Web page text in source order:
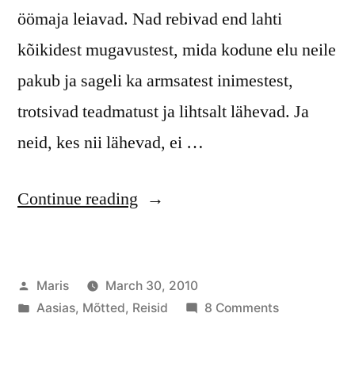
öömaja leiavad. Nad rebivad end lahti
kõikidest mugavustest, mida kodune elu neile
pakub ja sageli ka armsatest inimestest,
trotsivad teadmatust ja lihtsalt lähevad. Ja
neid, kes nii lähevad, ei …
Continue reading “Miks
Posted
by
Maris
March 30, 2010
Posted
Aasias, Mõtted, Reisid 8 Commentson